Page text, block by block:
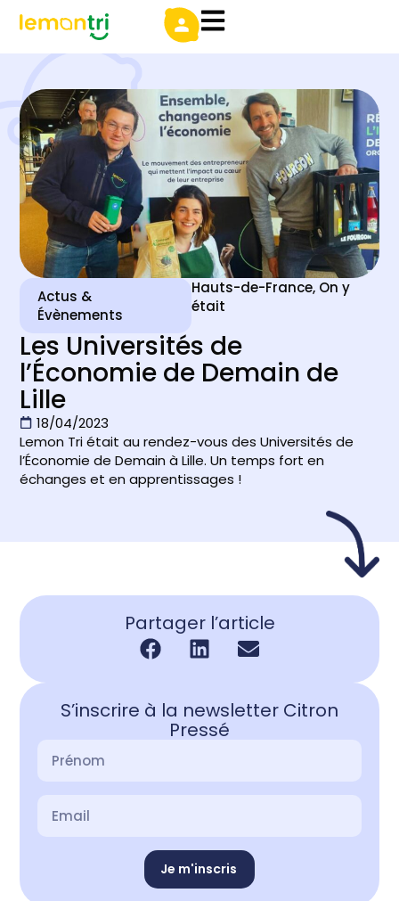
Actus &
Évènements
Hauts-de-France, On y
était
Les Universités de
l’Économie de Demain de
Lille
18/04/2023
Lemon Tri était au rendez-vous des Universités de
l’Économie de Demain à Lille. Un temps fort en
échanges et en apprentissages !
Partager l’article
S’inscrire à la newsletter Citron
Pressé
Je m'inscris